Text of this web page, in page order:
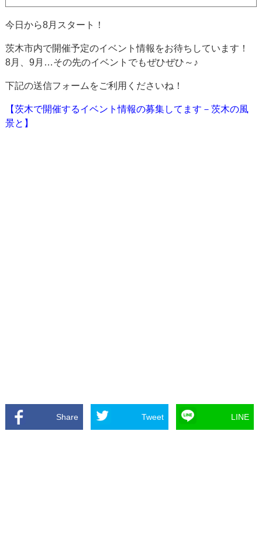
今日から8月スタート！
茨木市内で開催予定のイベント情報をお待ちしています！
8月、9月…その先のイベントでもぜひぜひ～♪
下記の送信フォームをご利用くださいね！
【茨木で開催するイベント情報の募集してます－茨木の風
景と】
Share Tweet LINE